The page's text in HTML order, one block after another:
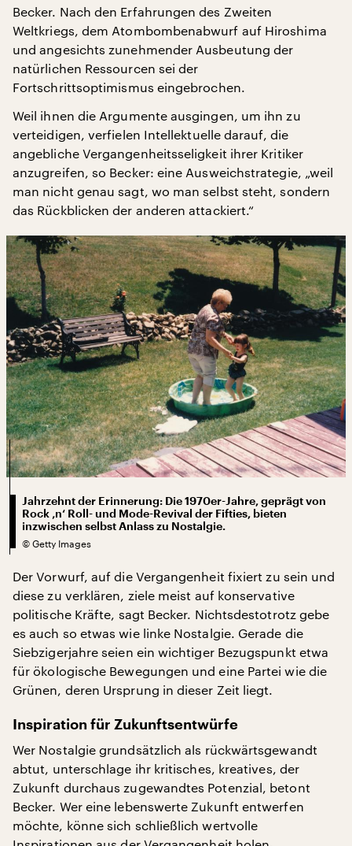
Becker. Nach den Erfahrungen des Zweiten
Weltkriegs, dem Atombombenabwurf auf Hiroshima
und angesichts zunehmender Ausbeutung der
natürlichen Ressourcen sei der
Fortschrittsoptimismus eingebrochen.
Weil ihnen die Argumente ausgingen, um ihn zu
verteidigen, verfielen Intellektuelle darauf, die
angebliche Vergangenheitsseligkeit ihrer Kritiker
anzugreifen, so Becker: eine Ausweichstrategie, „weil
man nicht genau sagt, wo man selbst steht, sondern
das Rückblicken der anderen attackiert.“
Jahrzehnt der Erinnerung: Die 1970er-Jahre, geprägt von
Rock ‚n‘ Roll- und Mode-Revival der Fifties, bieten
inzwischen selbst Anlass zu Nostalgie.
© Getty Images
Der Vorwurf, auf die Vergangenheit fixiert zu sein und
diese zu verklären, ziele meist auf konservative
politische Kräfte, sagt Becker. Nichtsdestotrotz gebe
es auch so etwas wie linke Nostalgie. Gerade die
Siebzigerjahre seien ein wichtiger Bezugspunkt etwa
für ökologische Bewegungen und eine Partei wie die
Grünen, deren Ursprung in dieser Zeit liegt.
Inspiration für Zukunftsentwürfe
Wer Nostalgie grundsätzlich als rückwärtsgewandt
abtut, unterschlage ihr kritisches, kreatives, der
Zukunft durchaus zugewandtes Potenzial, betont
Becker. Wer eine lebenswerte Zukunft entwerfen
möchte, könne sich schließlich wertvolle